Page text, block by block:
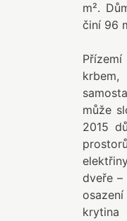
m².
činí 96
může
2015
dveře